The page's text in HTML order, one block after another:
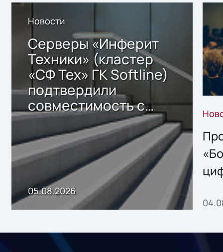
Новости
Серверы «Инферит
Техники» (кластер
«СФ Тех» ГК Softline)
подтвердили
совместимость с
решением Sharx
Storage 2.x для
хранения данных
05.08.2026